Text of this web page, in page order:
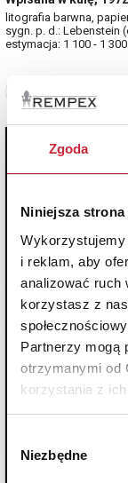
Zgoda
Niniejsza
i reklam, aby
analizować ruch
korzystasz z
Partnerzy mogą
otrzymanymi od
korzystania z ich
zgody
Niezbędne
litografia barwna,
sygn. p. d.: Lebenstein
estymacja: 1 100 - 1 300
Zobacz pełne